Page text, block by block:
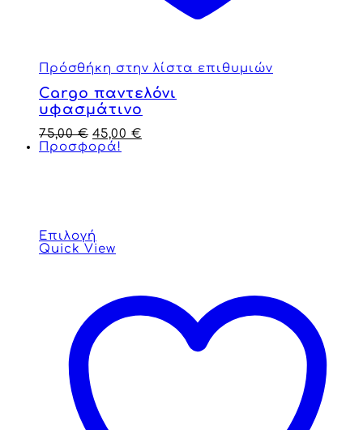
Πρόσθήκη στην λίστα επιθυμιών
Cargo παντελόνι
υφασμάτινο
75,00€ 45,00 €
Προσφορά!
Επιλογή
Quick View